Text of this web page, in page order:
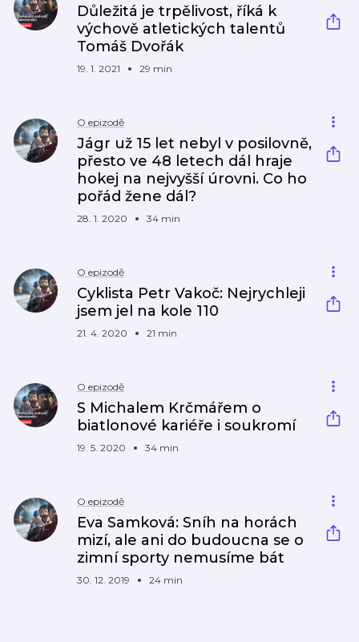
Důležitá je trpělivost, říká k
výchově atletických talentů
Tomáš Dvořák
19. 1. 2021 29 min
O epizodě
Jágr už 15 let nebyl v posilovně,
přesto ve 48 letech dál hraje
hokej na nejvyšší úrovni. Co ho
pořád žene dál?
28. 1. 2020 34 min
O epizodě
Cyklista Petr Vakoč: Nejrychleji
jsem jel na kole 110
21. 4. 2020 21 min
O epizodě
S Michalem Krčmářem o
biatlonové kariéře i soukromí
19. 5. 2020 34 min
O epizodě
Eva Samková: Sníh na horách
mizí, ale ani do budoucna se o
zimní sporty nemusíme bát
30. 12. 2019 24 min